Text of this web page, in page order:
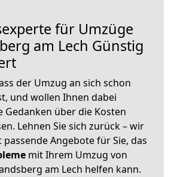
für Umzüge
am Lech Günstig
der Umzug an sich schon
und wollen Ihnen dabei
Gedanken über die Kosten
Lehnen Sie sich zurück – wir
Angebote für Sie, das
mit Ihrem Umzug von
am Lech helfen kann.